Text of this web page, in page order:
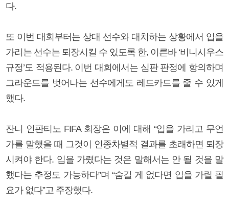
다.
또 이번 대회부터는 상대 선수와 대치하는 상황에서 입을
가리는 선수는 퇴장시킬 수 있도록 한, 이른바 ‘비니시우스
규정’도 적용된다. 이번 대회에서는 심판 판정에 항의하며
그라운드를 벗어나는 선수에게도 레드카드를 줄 수 있게
했다.
잔니 인판티노 FIFA 회장은 이에 대해 “입을 가리고 무언
가를 말했을 때 그것이 인종차별적 결과를 초래하면 퇴장
시켜야 한다. 입을 가렸다는 것은 말해서는 안 될 것을 말
했다는 추정도 가능하다”며 “숨길 게 없다면 입을 가릴 필
요가 없다”고 주장했다.